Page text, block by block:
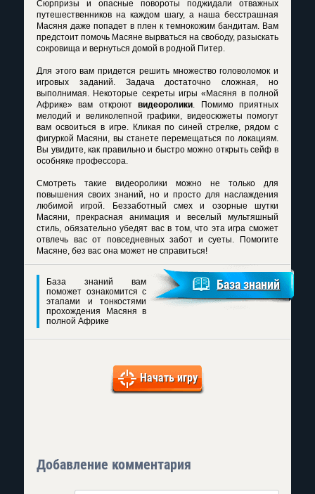
Сюрпризы и опасные повороты поджидали отважных
путешественников на каждом шагу, а наша бесстрашная
Масяня даже попадет в плен к темнокожим бандитам. Вам
предстоит помочь Масяне вырваться на свободу, разыскать
сокровища и вернуться домой в родной Питер.
Для этого вам придется решить множество головоломок и
игровых заданий. Задача достаточно сложная, но
выполнимая. Некоторые секреты игры «Масяня в полной
Африке» вам откроютвидеоролики. Помимо приятных
мелодий и великолепной графики, видеосюжеты помогут
вам освоиться в игре. Кликая по синей стрелке, рядом с
фигуркой Масяни, вы станете перемещаться по локациям.
Вы увидите, как правильно и быстро можно открыть сейф в
особняке профессора.
Смотреть такие видеоролики можно не только для
повышения своих знаний, но и просто для наслаждения
любимой игрой. Беззаботный смех и озорные шутки
Масяни, прекрасная анимация и веселый мультяшный
стиль, обязательно убедят вас в том, что эта игра сможет
отвлечь вас от повседневных забот и суеты. Помогите
Масяне, без вас она может не справиться!
База знаний вам
поможет ознакомится с
этапами и тонкостями
прохождения Масяня в
полной Африке
База знаний
Начать игру
Добавление комментария